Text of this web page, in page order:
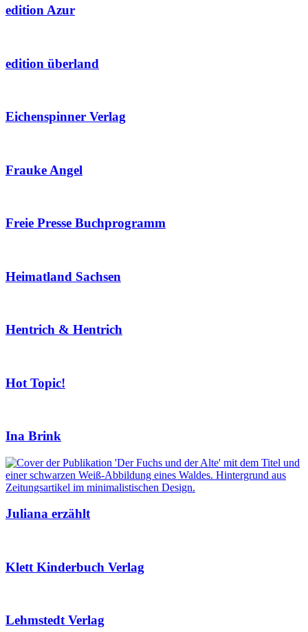
edition Azur
edition überland
Eichenspinner Verlag
Frauke Angel
Freie Presse Buchprogramm
Heimatland Sachsen
Hentrich & Hentrich
Hot Topic!
Ina Brink
Juliana erzählt
Klett Kinderbuch Verlag
Lehmstedt Verlag